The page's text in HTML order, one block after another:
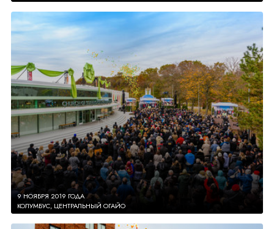
9 НОЯБРЯ 2019 ГОДА
КОЛУМБУС, ЦЕНТРАЛЬНЫЙ ОГАЙО